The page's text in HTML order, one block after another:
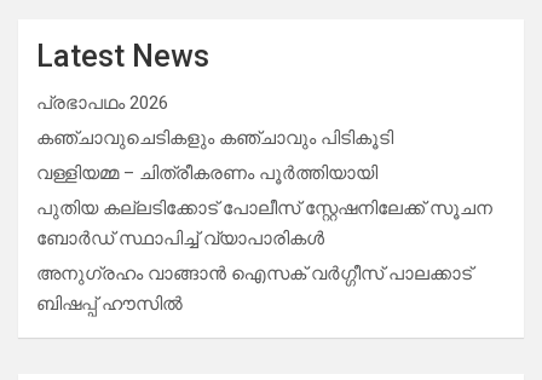
Latest News
പ്രഭാപഥം 2026
കഞ്ചാവുചെടികളും കഞ്ചാവും പിടികൂടി
വള്ളിയമ്മ – ചിത്രീകരണം പൂർത്തിയായി
പുതിയ കല്ലടിക്കോട് പോലീസ് സ്റ്റേഷനിലേക്ക് സൂചന
ബോർഡ് സ്ഥാപിച്ച് വ്യാപാരികൾ
അനുഗ്രഹം വാങ്ങാൻ ഐസക് വര്‍ഗ്ഗീസ് പാലക്കാട്
ബിഷപ്പ് ഹൗസില്‍